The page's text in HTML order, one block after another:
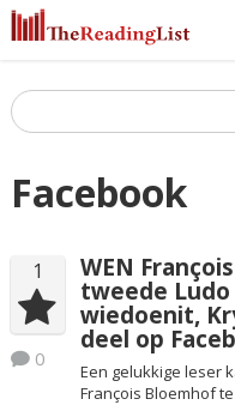
Facebook
1
0
WEN
tweede Ludo
wiedoenit,
deel op
Een gelukkige leser
François Bloemhof